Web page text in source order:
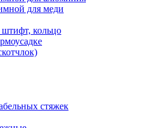
для меди
кольцо
стяжек